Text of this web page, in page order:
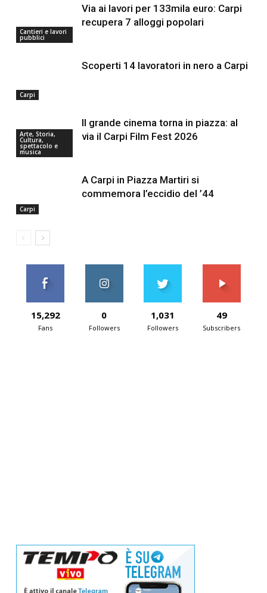
Cantieri e lavori
pubblici
Via ai lavori per 133mila euro: Carpi
recupera 7 alloggi popolari
Carpi
Scoperti 14 lavoratori in nero a Carpi
Arte, Storia,
Cultura,
spettacolo e
musica
Il grande cinema torna in piazza: al
via il Carpi Film Fest 2026
Carpi
A Carpi in Piazza Martiri si
commemora l’eccidio del ’44
15,292
Fans
0
Followers
1,031
Followers
49
Subscribers